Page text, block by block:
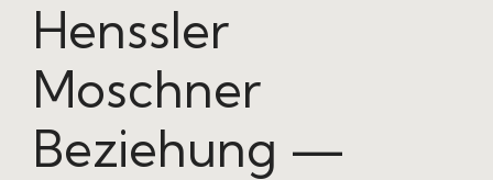
Henssler
Moschner
Beziehung —